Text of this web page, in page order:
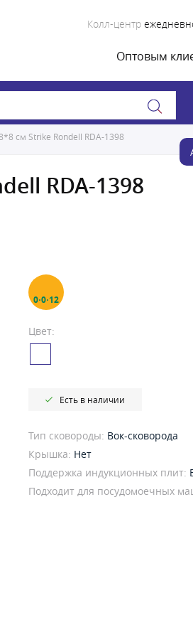
Колл-центр
Оптовым
см Strike Rondell RDA-1398
RDA-1398
0·0·12
Цвет:
Есть в наличии
Тип сковороды: Вок-сковорода
Крышка: Нет
Поддержка индукционных плит:
Подходит для посудомоечных